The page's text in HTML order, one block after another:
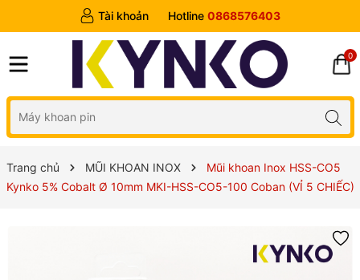
Tài khoản Hotline 0868576403
0
Trang chủ MŨI KHOAN INOX
Mũi khoan Inox HSS-CO5
Kynko 5% Cobalt Ø 10mm MKI-HSS-CO5-100 Coban (VỈ 5 CHIẾC)